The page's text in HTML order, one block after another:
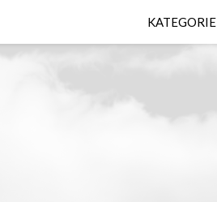
KATEGORIE